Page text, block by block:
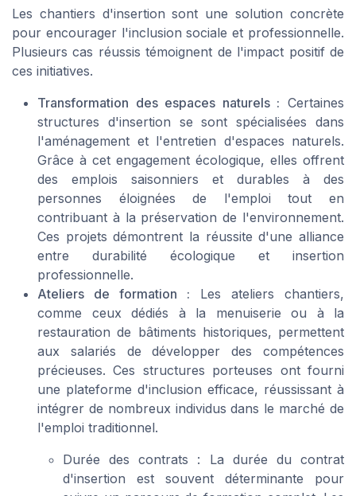
Les chantiers d'insertion sont une solution concrète
pour encourager l'inclusion sociale et professionnelle.
Plusieurs cas réussis témoignent de l'impact positif de
ces initiatives.
Transformation des espaces naturels : Certaines
structures d'insertion se sont spécialisées dans
l'aménagement et l'entretien d'espaces naturels.
Grâce à cet engagement écologique, elles offrent
des emplois saisonniers et durables à des
personnes éloignées de l'emploi tout en
contribuant à la préservation de l'environnement.
Ces projets démontrent la réussite d'une alliance
entre durabilité écologique et insertion
professionnelle.
Ateliers de formation : Les ateliers chantiers,
comme ceux dédiés à la menuiserie ou à la
restauration de bâtiments historiques, permettent
aux salariés de développer des compétences
précieuses. Ces structures porteuses ont fourni
une plateforme d'inclusion efficace, réussissant à
intégrer de nombreux individus dans le marché de
l'emploi traditionnel.
Durée des contrats : La durée du contrat
d'insertion est souvent déterminante pour